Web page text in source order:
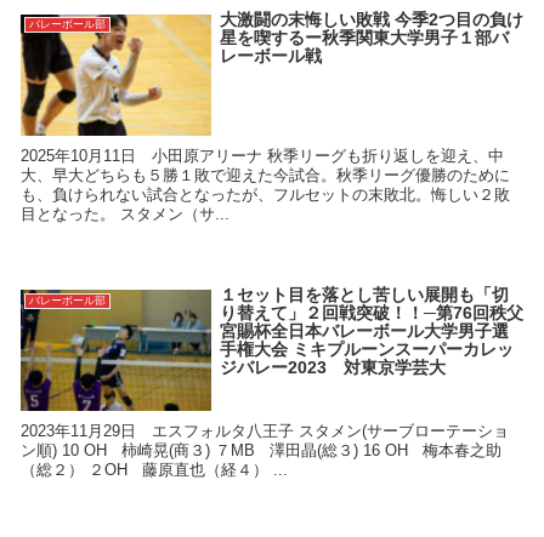
バレーボール部
大激闘の末悔しい敗戦 今季2つ目の負け
星を喫するー秋季関東大学男子１部バ
レーボール戦
2025年10月11日 小田原アリーナ 秋季リーグも折り返しを迎え、中
大、早大どちらも５勝１敗で迎えた今試合。秋季リーグ優勝のために
も、負けられない試合となったが、フルセットの末敗北。悔しい２敗
目となった。 スタメン（サ...
バレーボール部
１セット目を落とし苦しい展開も「切
り替えて」２回戦突破！！─第76回秩父
宮賜杯全日本バレーボール大学男子選
手権大会 ミキプルーンスーパーカレッ
ジバレー2023 対東京学芸大
2023年11月29日 エスフォルタ八王子 スタメン(サーブローテーショ
ン順) 10 OH 柿崎晃(商３) ７MB 澤田晶(総３) 16 OH 梅本春之助
（総２） ２OH 藤原直也（経４） ...